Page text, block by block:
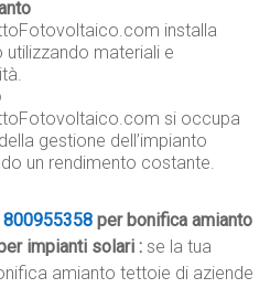
installa
utilizzando materiali e
si occupa
gestione dell’impianto
un rendimento costante.
800955358 per bonifica amianto
impianti solari : se la tua
amianto tettoie di aziende